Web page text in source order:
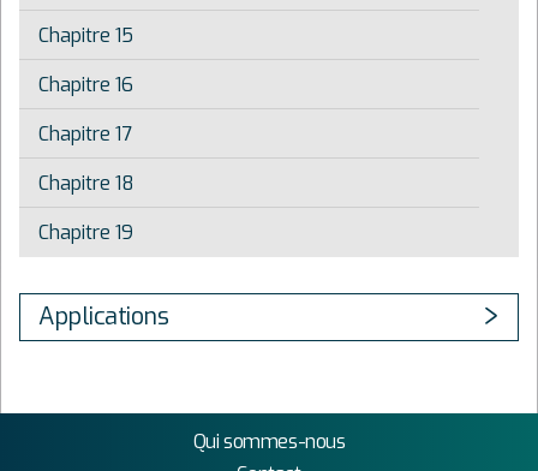
Chapitre 15
Chapitre 16
Chapitre 17
Chapitre 18
Chapitre 19
Applications
Qui sommes-nous